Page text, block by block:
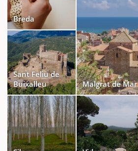
Breda
Sant Feliu de
Buixalleu
Malgrat de Mar